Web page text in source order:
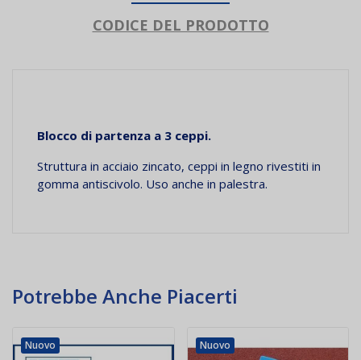
CODICE DEL PRODOTTO
Blocco di partenza a 3 ceppi.
Struttura in acciaio zincato, ceppi in legno rivestiti in
gomma antiscivolo. Uso anche in palestra.
Potrebbe Anche Piacerti
Nuovo Nuovo